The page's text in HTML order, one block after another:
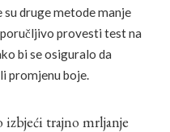
su druge metode manje
provesti test na
bi se osiguralo da
promjenu boje.
trajno mrljanje